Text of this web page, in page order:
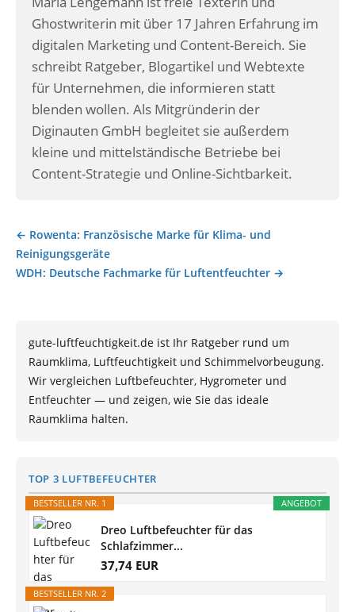
Ghostwriterin mit über 17 Jahren Erfahrung im
digitalen Marketing und Content-Bereich. Sie
schreibt Ratgeber, Blogartikel und Webtexte
für Unternehmen, die informieren statt
blenden wollen. Als Mitgründerin der
Diginauten GmbH begleitet sie außerdem
kleine und mittelständische Betriebe bei
Content-Strategie und Online-Sichtbarkeit.
Beitragsnavigation
← Rowenta: Französische Marke für Klima- und
Reinigungsgeräte
WDH: Deutsche Fachmarke für Luftentfeuchter →
gute-luftfeuchtigkeit.de ist Ihr Ratgeber rund um
Raumklima, Luftfeuchtigkeit und Schimmelvorbeugung.
Wir vergleichen Luftbefeuchter, Hygrometer und
Entfeuchter — und zeigen, wie Sie das ideale
Raumklima halten.
TOP 3 LUFTBEFEUCHTER
ANGEBOT
BESTSELLER NR. 1
Dreo Luftbefeuchter für das
Schlafzimmer...
37,74 EUR
BESTSELLER NR. 2